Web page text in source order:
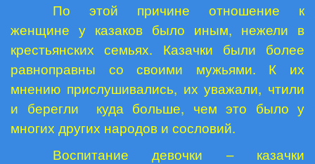
По этой причине отношение к
женщине у казаков было иным, нежели в
крестьянских семьях. Казачки были более
равноправны со своими мужьями. К их
мнению прислушивались, их уважали, чтили
и берегли
куда больше, чем это было у
многих других народов и сословий.
Воспитание девочки – казачки